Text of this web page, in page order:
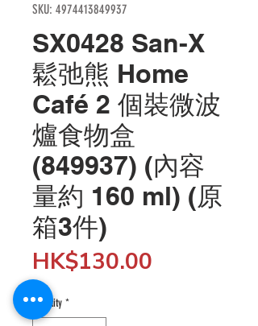
SKU: 4974413849937
SX0428 San-X
鬆弛熊 Home
Café 2 個裝微波
爐食物盒
(849937) (內容
量約 160 ml) (原
箱3件)
HK$130.00
Quantity *